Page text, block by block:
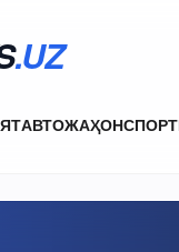
.UZ
АВТОЖАҲОНСПОРТ